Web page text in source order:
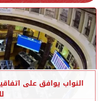
النواب يوافق على